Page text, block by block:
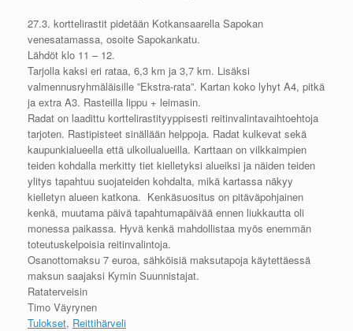
27.3. korttelirastit pidetään Kotkansaarella Sapokan
venesatamassa, osoite Sapokankatu.
Lähdöt klo 11 – 12.
Tarjolla kaksi eri rataa, 6,3 km ja 3,7 km. Lisäksi
valmennusryhmäläisille ”Ekstra-rata”. Kartan koko lyhyt A4, pitkä
ja extra A3. Rasteilla lippu + leimasin.
Radat on laadittu korttelirastityyppisesti reitinvalintavaihtoehtoja
tarjoten. Rastipisteet sinällään helppoja. Radat kulkevat sekä
kaupunkialueella että ulkoilualueilla. Karttaan on vilkkaimpien
teiden kohdalla merkitty tiet kielletyksi alueiksi ja näiden teiden
ylitys tapahtuu suojateiden kohdalta, mikä kartassa näkyy
kielletyn alueen katkona. Kenkäsuositus on pitäväpohjainen
kenkä, muutama päivä tapahtumapäivää ennen liukkautta oli
monessa paikassa. Hyvä kenkä mahdollistaa myös enemmän
toteutuskelpoisia reitinvalintoja.
Osanottomaksu 7 euroa, sähköisiä maksutapoja käytettäessä
maksun saajaksi Kymin Suunnistajat.
Rataterveisin
Timo Väyrynen
Tulokset, Reittihärveli